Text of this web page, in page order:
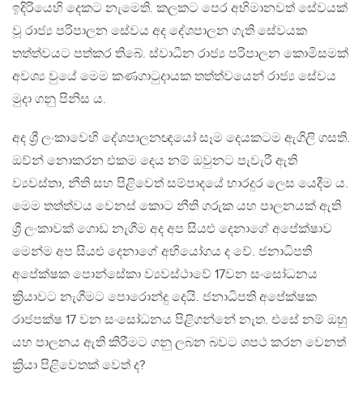
ඉදිරියෙහි දෙකට නැමෙති. කලකට පෙර අභිමානවත් සේවයක්
වූ රාජ්‍ය පරිපාලන සේවය අද දේශපාලන ගැති සේවයක
තත්ත්වයට පත්කර තිබේ. ස්වාධීන රාජ්‍ය පරිපාලන කොමිසමක්
අවශ්‍ය වුයේ මෙම කණගාටුදායක තත්ත්වයෙන් රාජ්‍ය සේවය
මුදා ගනු පිනිස ය.
අද ශ්‍රී ලංකාවෙහි දේශපාලනඥයෝ සෑම දෙයකටම ඇගිලි ගසති.
ඔව්න් නොකරන එකම දෙය නම් ඔවුනට පැවැරී ඇති
ව්‍යවස්තා, නීති සහ පිළිවෙත් සම්පාදයේ භාරදුර ලෙස යෙදීම ය.
මෙම තත්ත්වය වෙනස් කොට නීති ගරුක යහ පාලනයක් ඇති
ශ්‍රී ලංකාවක් ගොඩ නැගීම අද අප සියළු දෙනාගේ අපේක්ෂාව
මෙන්ම අප සියළු දෙනාගේ අභියෝගය ද වේ. ජනාධිපති
අපේක්ෂක පොන්සේකා ව්‍යවස්ථාවේ 17වන සංසෝධනය
ක්‍රියාවට නැගීමට පොරොන්දු දෙයි. ජනාධිපති අපේක්ෂක
රාජපක්ෂ 17 වන සංසෝධනය පිළිගන්නේ නැත. එසේ නම් ඔහු
යහ පාලනය ඇති කිරීමට ගනු ලබන බවට ශපථ කරන වෙනත්
ක්‍රියා පිළිවෙතක් වෙත් ද?